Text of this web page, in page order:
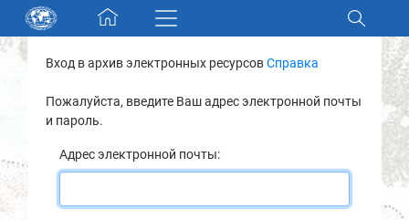
Skip navigation
Разделы и коллекции
Электронный каталог
Новости
Вход в архив электронных ресурсовСправка
Пожалуйста, введите Ваш адрес электронной почты
и пароль.
Адрес электронной почты: